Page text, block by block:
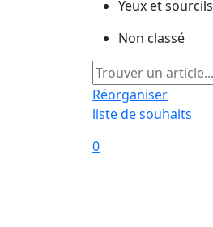
Yeux et sourcils
Non classé
Réorganiser
liste de souhaits
0